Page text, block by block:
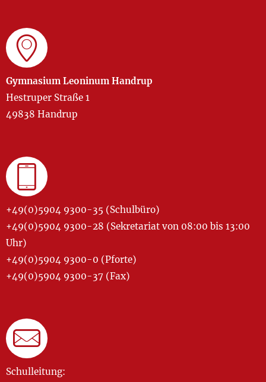
Gymnasium Leoninum Handrup
Hestruper Straße 1
49838 Handrup
+49(0)5904 9300-35 (Schulbüro)
+49(0)5904 9300-28 (Sekretariat von 08:00 bis 13:00
Uhr)
+49(0)5904 9300-0 (Pforte)
+49(0)5904 9300-37 (Fax)
Schulleitung: